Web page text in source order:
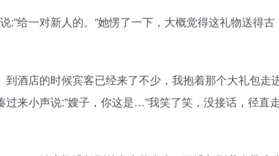
给一对新人的。”她愣了一下，大概觉得这礼物送得古
酒店的时候宾客已经来了不少，我抱着那个大礼包走
来小声说:”嫂子，你这是…”我笑了笑，没接话，径直